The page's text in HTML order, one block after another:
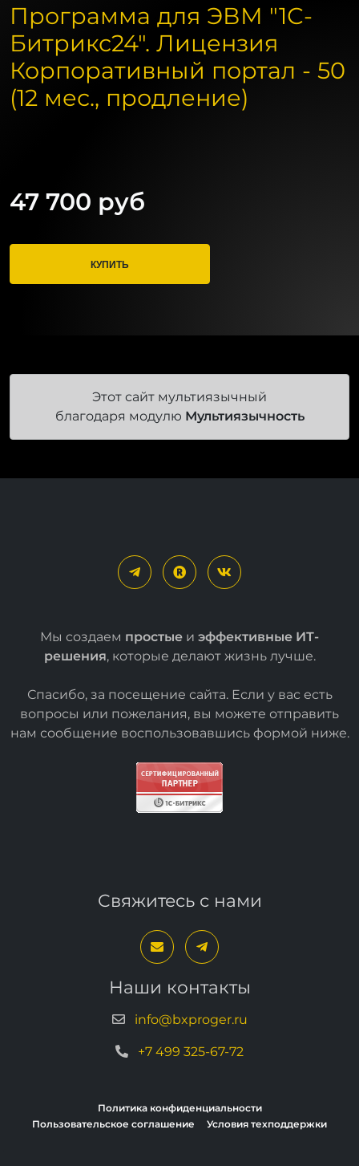
Программа для ЭВМ "1С-
Битрикс24". Лицензия
Корпоративный портал - 50
(12 мес., продление)
47 700 руб
КУПИТЬ
Этот сайт мультиязычный
благодаря модулю Мультиязычность
Мы создаем простые и эффективные ИТ-
решения, которые делают жизнь лучше.
Спасибо, за посещение сайта. Если у вас есть
вопросы или пожелания, вы можете отправить
нам сообщение воспользовавшись формой ниже.
Свяжитесь с нами
Наши контакты
info@bxproger.ru
+7 499 325-67-72
Политика конфиденциальности
Пользовательское соглашение
Условия техподдержки